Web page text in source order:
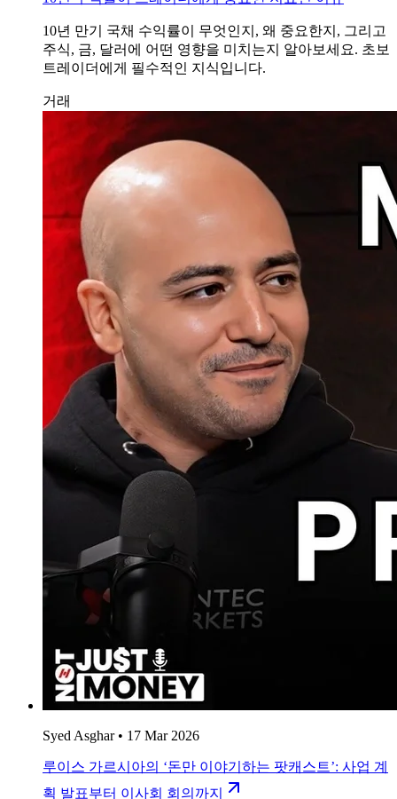
10년 만기 국채 수익률이 무엇인지, 왜 중요한지, 그리고
주식, 금, 달러에 어떤 영향을 미치는지 알아보세요. 초보
트레이더에게 필수적인 지식입니다.
거래
Syed Asghar• 17 Mar 2026
루이스 가르시아의 ‘돈만 이야기하는 팟캐스트’: 사업 계
획 발표부터 이사회 회의까지